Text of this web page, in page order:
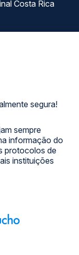
segura!
sempre
informação do
protocolos de
instituições
La terminal Costa Rica